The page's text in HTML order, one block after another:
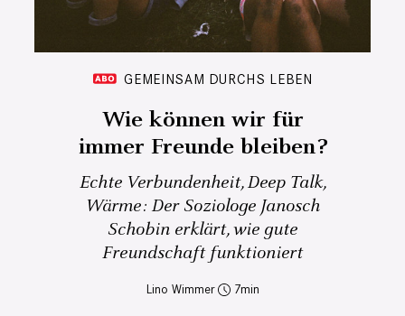
GEMEINSAM DURCHS LEBEN
Wie können wir für
immer Freunde bleiben?
Echte Verbundenheit, Deep Talk,
Wärme: Der Soziologe Janosch
Schobin erklärt, wie gute
Freundschaft funktioniert
Lino Wimmer 7